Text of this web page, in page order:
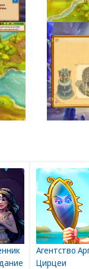
Агентство
Цирцеи